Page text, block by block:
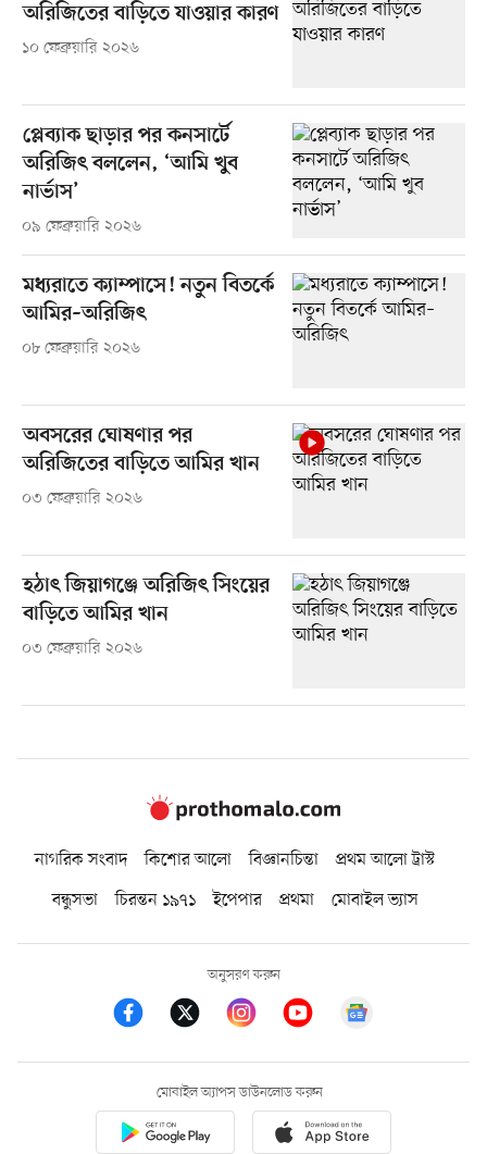
অরিজিতের বাড়িতে যাওয়ার কারণ
১০ ফেব্রুয়ারি ২০২৬
প্লেব্যাক ছাড়ার পর কনসার্টে
অরিজিৎ বললেন, ‘আমি খুব
নার্ভাস’
০৯ ফেব্রুয়ারি ২০২৬
মধ্যরাতে ক্যাম্পাসে! নতুন বিতর্কে
আমির–অরিজিৎ
০৮ ফেব্রুয়ারি ২০২৬
অবসরের ঘোষণার পর
অরিজিতের বাড়িতে আমির খান
০৩ ফেব্রুয়ারি ২০২৬
হঠাৎ জিয়াগঞ্জে অরিজিৎ সিংয়ের
বাড়িতে আমির খান
০৩ ফেব্রুয়ারি ২০২৬
নাগরিক সংবাদ কিশোর আলো বিজ্ঞানচিন্তা
প্রথম আলো ট্রাস্ট
বন্ধুসভা
চিরন্তন ১৯৭১ ইপেপার প্রথমা মোবাইল ভ্যাস
অনুসরণ করুন
মোবাইল অ্যাপস ডাউনলোড করুন